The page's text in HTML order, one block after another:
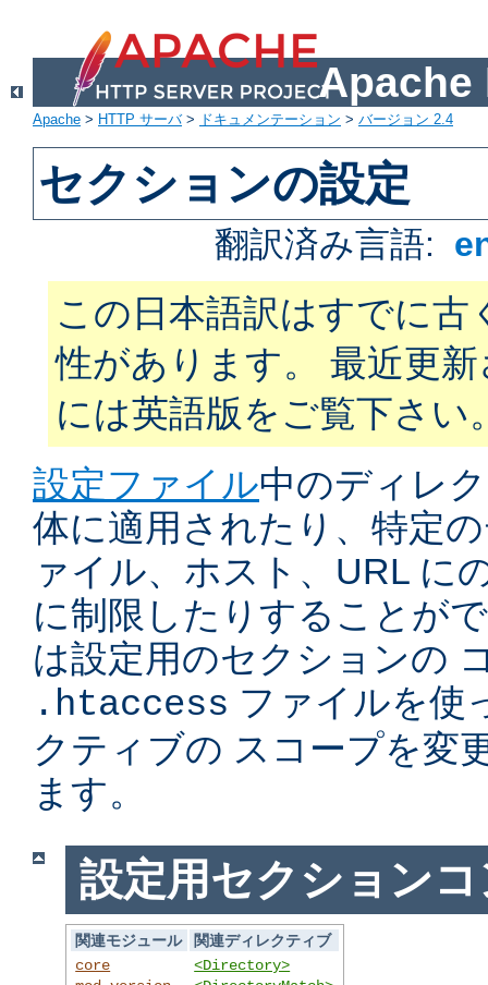
Apache
Apache > HTTP サーバ> ドキュメンテーション > バージョン 2.4
セクションの設定
翻訳済み言語:
この日本語訳はすでに古
性があります。 最近更
には英語版をご覧下さい
設定ファイル中のディレ
体に適用されたり、特定
ァイル、ホスト、URL に
に制限したりすることが
は設定用のセクションの
.htaccess ファイルを使
クティブの スコープを変
ます。
設定用セクション
関連モジュール
関連ディレクティブ
core
<Directory>